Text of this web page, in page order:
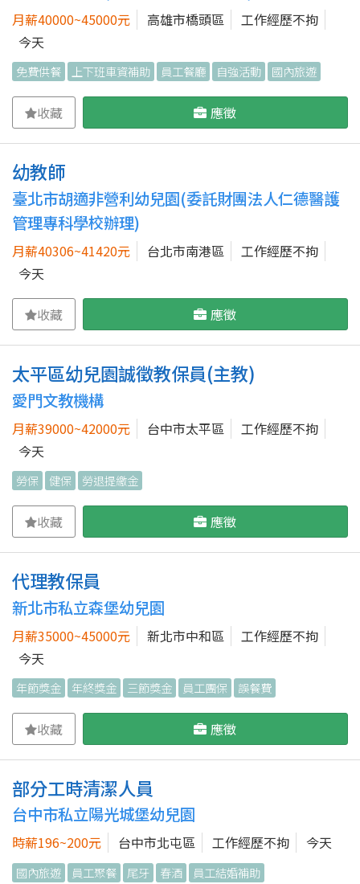
月薪40000~45000元 高雄市橋頭區
工作經歷不拘
今天
免費供餐 上下班車資補助 員工餐廳 自強活動 國內旅遊
收藏 應徵
幼教師
臺北市胡適非營利幼兒園(委託財團法人仁德醫護
管理專科學校辦理)
月薪40306~41420元 台北市南港區
工作經歷不拘
今天
收藏 應徵
太平區幼兒園誠徵教保員(主教)
愛門文教機構
月薪39000~42000元 台中市太平區
工作經歷不拘
今天
勞保 健保 勞退提繳金
收藏 應徵
代理教保員
新北市私立森堡幼兒園
月薪35000~45000元 新北市中和區
工作經歷不拘
今天
年節獎金 年終獎金 三節獎金 員工團保 誤餐費
收藏 應徵
部分工時清潔人員
台中市私立陽光城堡幼兒園
時薪196~200元 台中市北屯區 工作經歷不拘 今天
國內旅遊 員工聚餐 尾牙 春酒 員工結婚補助